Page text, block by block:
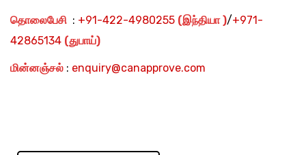
தொலைபேசி : +91-422-4980255 (இந்தியா )/+971-
42865134 (துபாய்)
மின்னஞ்சல் : enquiry@canapprove.com